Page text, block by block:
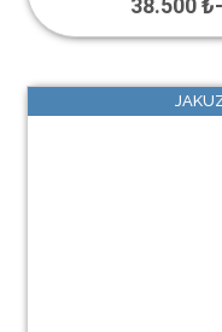
38.500 ₺-